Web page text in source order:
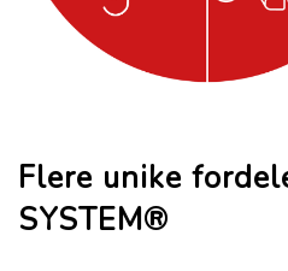
Flere unike
SYSTEM®